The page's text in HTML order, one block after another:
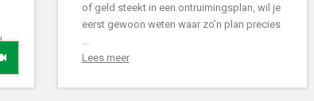
of geld steekt in een ontruimingsplan, wil je
eerst gewoon weten waar zo’n plan precies
Lees meer